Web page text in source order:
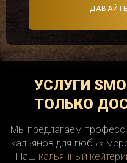
УСЛУГИ
ТОЛЬКО
Мы предлагаем
кальянов для любых
Наш кальянный